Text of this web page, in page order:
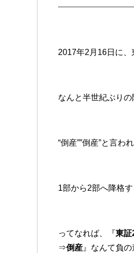
2017年2月16日に、
なんと半世紀ぶり
“倒産””倒産”と言わ
1部から2部へ降格
ってなれば、『東証
⇒倒産 』なんて負